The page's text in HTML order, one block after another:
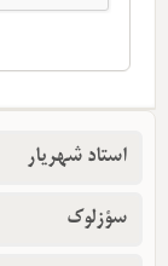
استاد شهریار
سؤزلوک